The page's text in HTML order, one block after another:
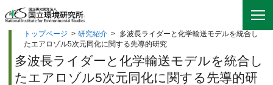
トップページ > 研究紹介 > 多波長ライダーと化学輸送モデルを統合し
たエアロゾル5次元同化に関する先導的研究
多波長ライダーと化学輸送モデルを統合し
たエアロゾル5次元同化に関する先導的研